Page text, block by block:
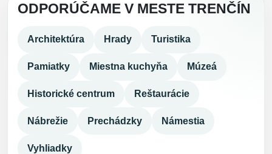
ODPORÚČAME V MESTE TRENČÍN
Architektúra Hrady Turistika
Pamiatky Miestna kuchyňa Múzeá
Historické centrum Reštaurácie
Nábrežie Prechádzky Námestia
Vyhliadky